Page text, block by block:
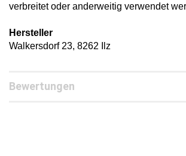
verbreitet oder anderweitig verwendet
Hersteller
Walkersdorf 23, 8262 Ilz
Bewertungen